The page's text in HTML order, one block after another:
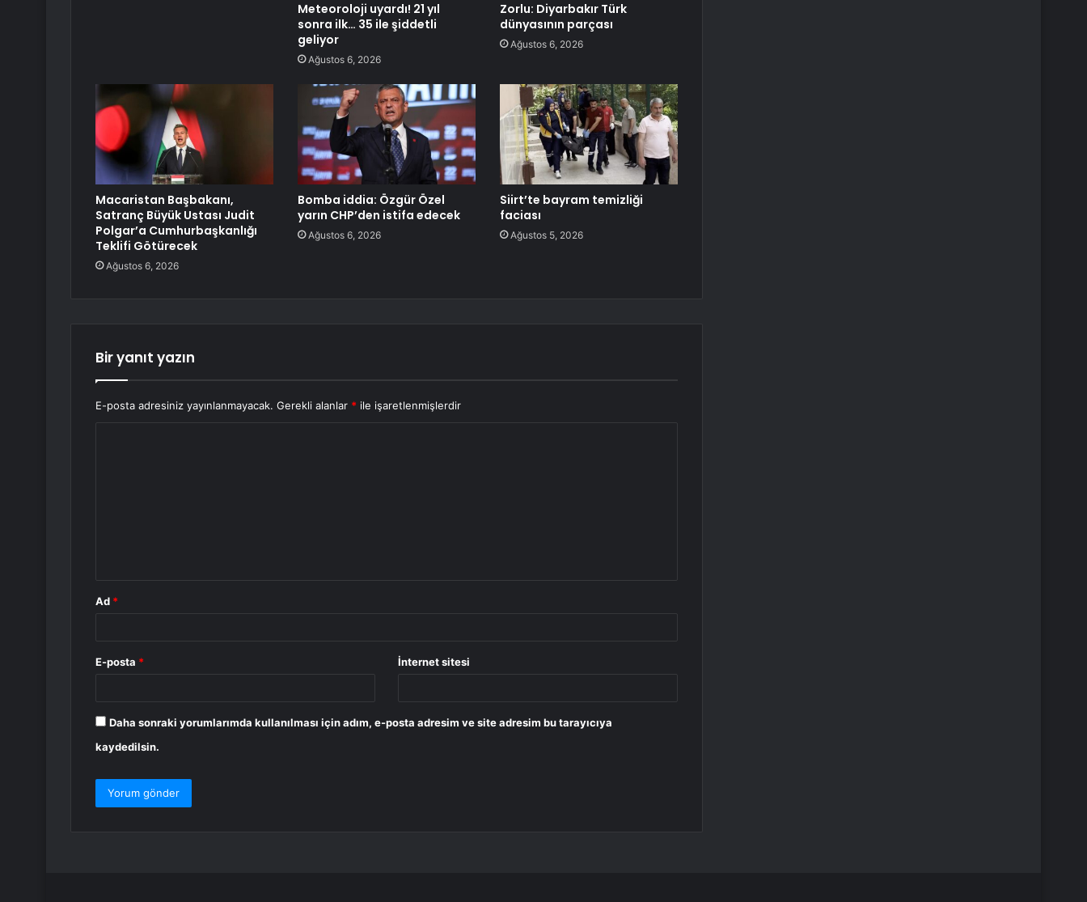
Meteoroloji uyardı! 21 yıl
sonra ilk… 35 ile şiddetli
geliyor
Ağustos 6, 2026
Zorlu: Diyarbakır Türk
dünyasının parçası
Ağustos 6, 2026
Macaristan Başbakanı,
Satranç Büyük Ustası Judit
Polgar’a Cumhurbaşkanlığı
Teklifi Götürecek
Ağustos 6, 2026
Bomba iddia: Özgür Özel
yarın CHP’den istifa edecek
Ağustos 6, 2026
Siirt’te bayram temizliği
faciası
Ağustos 5, 2026
Bir yanıt yazın
E-posta adresiniz yayınlanmayacak. Gerekli alanlar * ile işaretlenmişlerdir
Ad *
E-posta * İnternet sitesi
Daha sonraki yorumlarımda kullanılması için adım, e-posta adresim ve site adresim bu tarayıcıya
kaydedilsin.